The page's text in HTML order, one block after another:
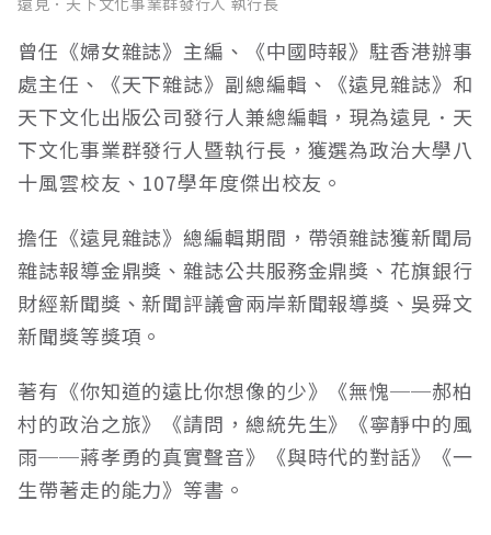
曾任《婦女雜誌》主編、《中國時報》駐香港辦事
處主任、《天下雜誌》副總編輯、《遠見雜誌》和
天下文化出版公司發行人兼總編輯，現為遠見．天
下文化事業群發行人暨執行長，獲選為政治大學八
十風雲校友、107學年度傑出校友。
擔任《遠見雜誌》總編輯期間，帶領雜誌獲新聞局
雜誌報導金鼎獎、雜誌公共服務金鼎獎、花旗銀行
財經新聞獎、新聞評議會兩岸新聞報導獎、吳舜文
新聞獎等獎項。
著有《你知道的遠比你想像的少》《無愧──郝柏
村的政治之旅》《請問，總統先生》《寧靜中的風
雨──蔣孝勇的真實聲音》《與時代的對話》《一
生帶著走的能力》等書。